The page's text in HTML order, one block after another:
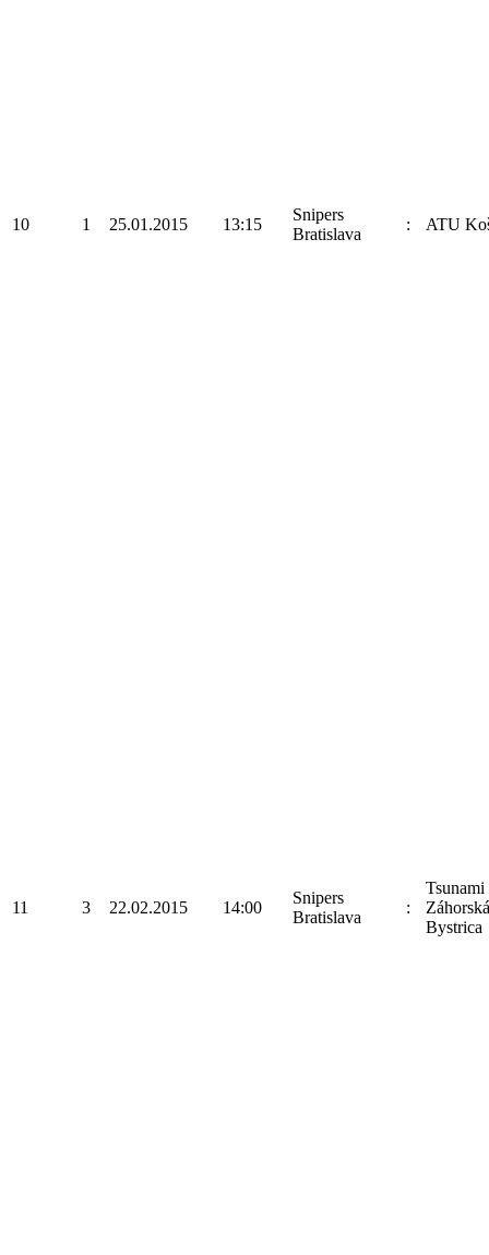
10 1 25.01.2015 13:15
Snipers
Bratislava
: ATU
11 3 22.02.2015 14:00
Snipers
Bratislava
:
Tsunami
Záhorská
Bystrica